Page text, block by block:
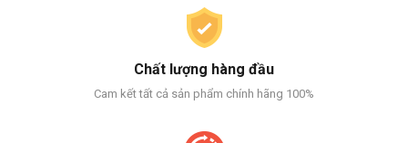
Chất lượng hàng đầu
Cam kết tất cả sản phẩm chính hãng 100%